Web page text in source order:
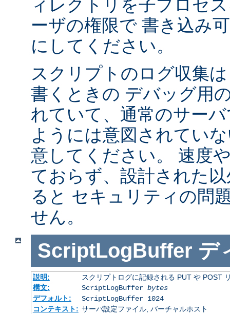
ィレクトリを子プロセ
ーザの権限で 書き込み
にしてください。
スクリプトのログ収集
書くときの デバッグ用
れていて、通常のサー
ようには意図されてい
意してください。 速度
ておらず、設計された
ると セキュリティの問
せん。
ScriptLogBuffer デ
説明:
スクリプトログに記録される PUT や POST
構文:
ScriptLogBuffer bytes
デフォルト:
ScriptLogBuffer 1024
コンテキスト: サーバ設定ファイル, バーチャルホスト